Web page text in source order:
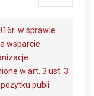
w sprawie
wsparcie
w art. 3 ust. 3
publi